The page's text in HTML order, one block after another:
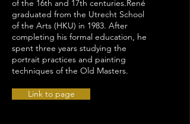
of the 16th and 17th centuries.René
graduated from the Utrecht School
of the Arts (HKU) in 1983. After
completing his formal education, he
spent three years studying the
portrait practices and painting
techniques of the Old Masters.
Link to page